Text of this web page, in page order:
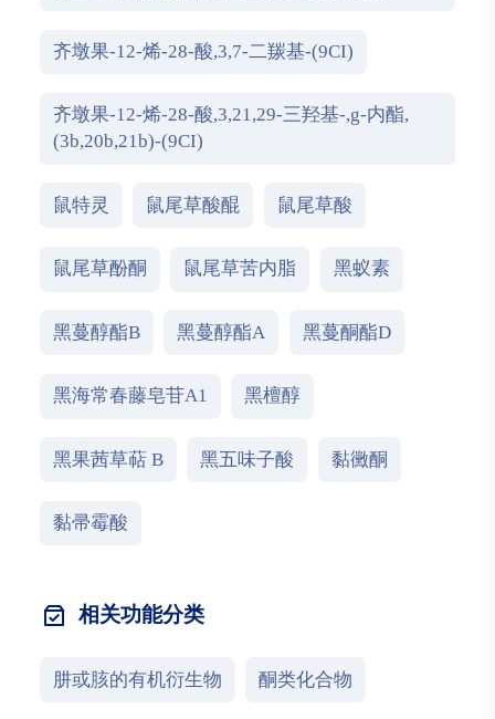
齐墩果-12-烯-28-酸,3,7-二羰基-(9CI)
齐墩果-12-烯-28-酸,3,21,29-三羟基-,g-内酯,
(3b,20b,21b)-(9CI)
鼠特灵 鼠尾草酸醌 鼠尾草酸
鼠尾草酚酮 鼠尾草苦内脂 黑蚁素
黑蔓醇酯B 黑蔓醇酯A 黑蔓酮酯D
黑海常春藤皂苷A1 黑檀醇
黑果茜草萜 B 黑五味子酸 黏黴酮
黏帚霉酸
相关功能分类
肼或胲的有机衍生物 酮类化合物